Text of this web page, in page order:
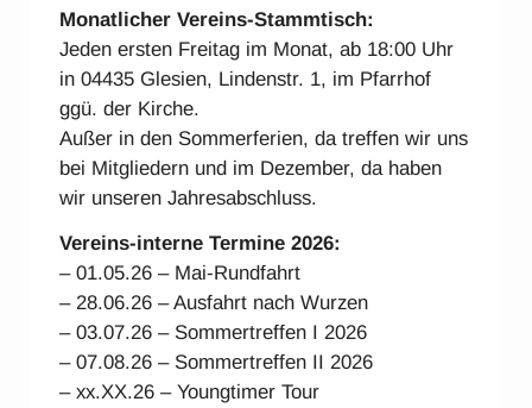
Monatlicher Vereins-Stammtisch:
Jeden ersten Freitag im Monat, ab 18:00 Uhr
in 04435 Glesien, Lindenstr. 1, im Pfarrhof
ggü. der Kirche.
Außer in den Sommerferien, da treffen wir uns
bei Mitgliedern und im Dezember, da haben
wir unseren Jahresabschluss.
Vereins-interne Termine 2026:
– 01.05.26 – Mai-Rundfahrt
– 28.06.26 – Ausfahrt nach Wurzen
– 03.07.26 – Sommertreffen I 2026
– 07.08.26 – Sommertreffen II 2026
– xx.XX.26 – Youngtimer Tour